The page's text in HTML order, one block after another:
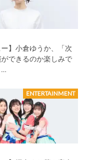
ー】小倉ゆうか、「次
できるのか楽しみで
ENTERTAINMENT